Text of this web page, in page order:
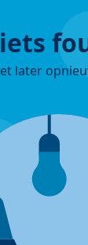
later